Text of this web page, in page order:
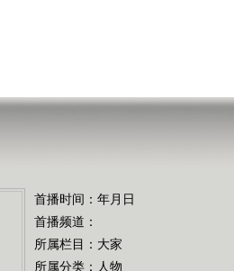
首播时间：年月日
首播频道：
所属栏目： 大家
所属分类：人物